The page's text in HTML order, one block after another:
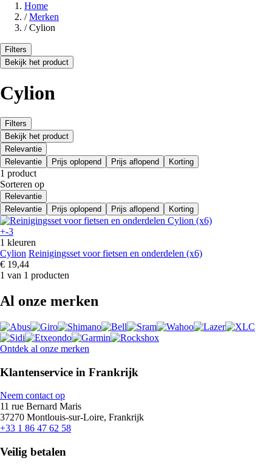
Home
/ Merken
/ Cylion
Filters
Bekijk het product
Cylion
Filters
Bekijk het product
Relevantie
Relevantie
Prijs oplopend Prijs aflopend Korting
1 product
Sorteren op
Relevantie
Relevantie
Prijs oplopend Prijs aflopend Korting
+-3
1 kleuren
Cylion Reinigingsset voor fietsen en onderdelen (x6)
€ 19,44
1 van 1 producten
Al onze merken
Ontdek al onze merken
Klantenservice in Frankrijk
Neem contact op
11 rue Bernard Maris
37270 Montlouis-sur-Loire, Frankrijk
+33 1 86 47 62 58
Veilig betalen